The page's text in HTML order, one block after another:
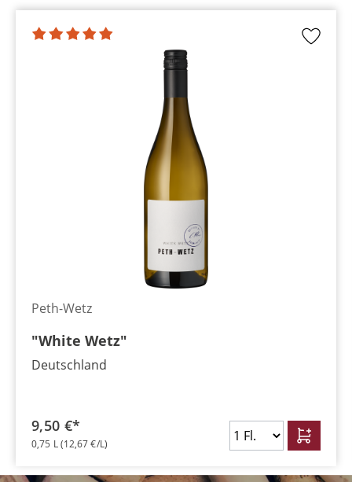
Peth-Wetz
"White Wetz"
Deutschland
9,50 €*
0,75 L(12,67 €/L)